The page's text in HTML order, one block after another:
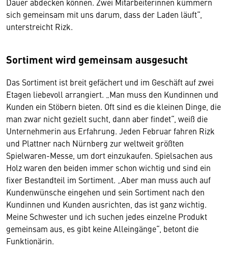
sich gemeinsam mit uns darum, dass der Laden läuft“,
unterstreicht Rizk.
Sortiment wird gemeinsam ausgesucht
Das Sortiment ist breit gefächert und im Geschäft auf zwei
Etagen liebevoll arrangiert. „Man muss den Kundinnen und
Kunden ein Stöbern bieten. Oft sind es die kleinen Dinge, die
man zwar nicht gezielt sucht, dann aber findet“, weiß die
Unternehmerin aus Erfahrung. Jeden Februar fahren Rizk
und Plattner nach Nürnberg zur weltweit größten
Spielwaren-Messe, um dort einzukaufen. Spielsachen aus
Holz waren den beiden immer schon wichtig und sind ein
fixer Bestandteil im Sortiment. „Aber man muss auch auf
Kundenwünsche eingehen und sein Sortiment nach den
Kundinnen und Kunden ausrichten, das ist ganz wichtig.
Meine Schwester und ich suchen jedes einzelne Produkt
gemeinsam aus, es gibt keine Alleingänge“, betont die
Funktionärin.